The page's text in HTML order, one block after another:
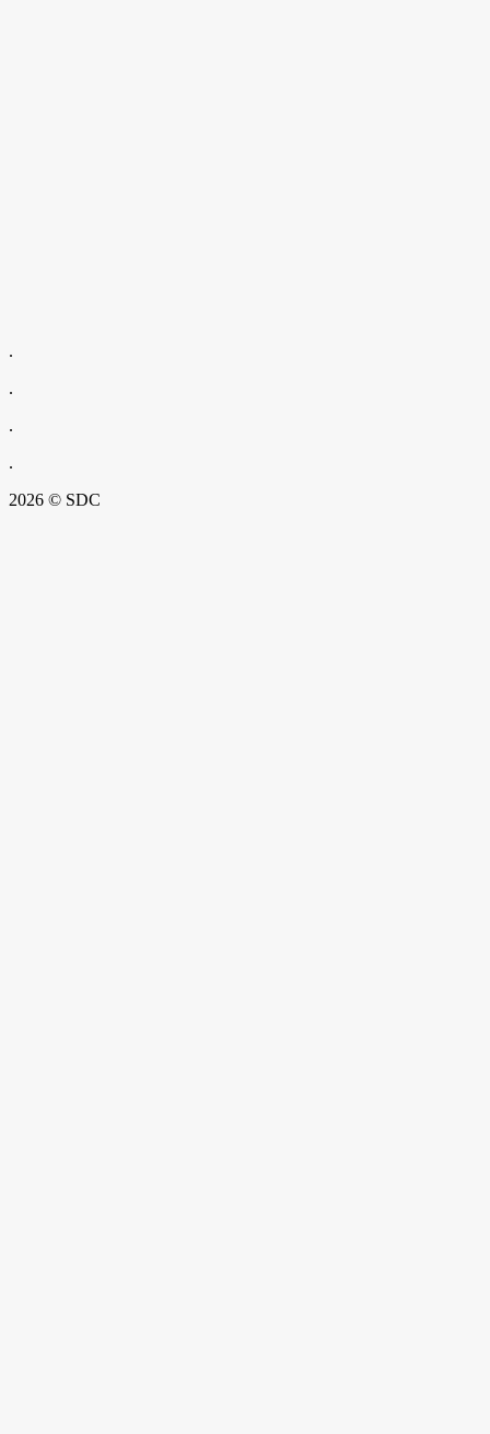
.
.
.
.
2026 © SDC